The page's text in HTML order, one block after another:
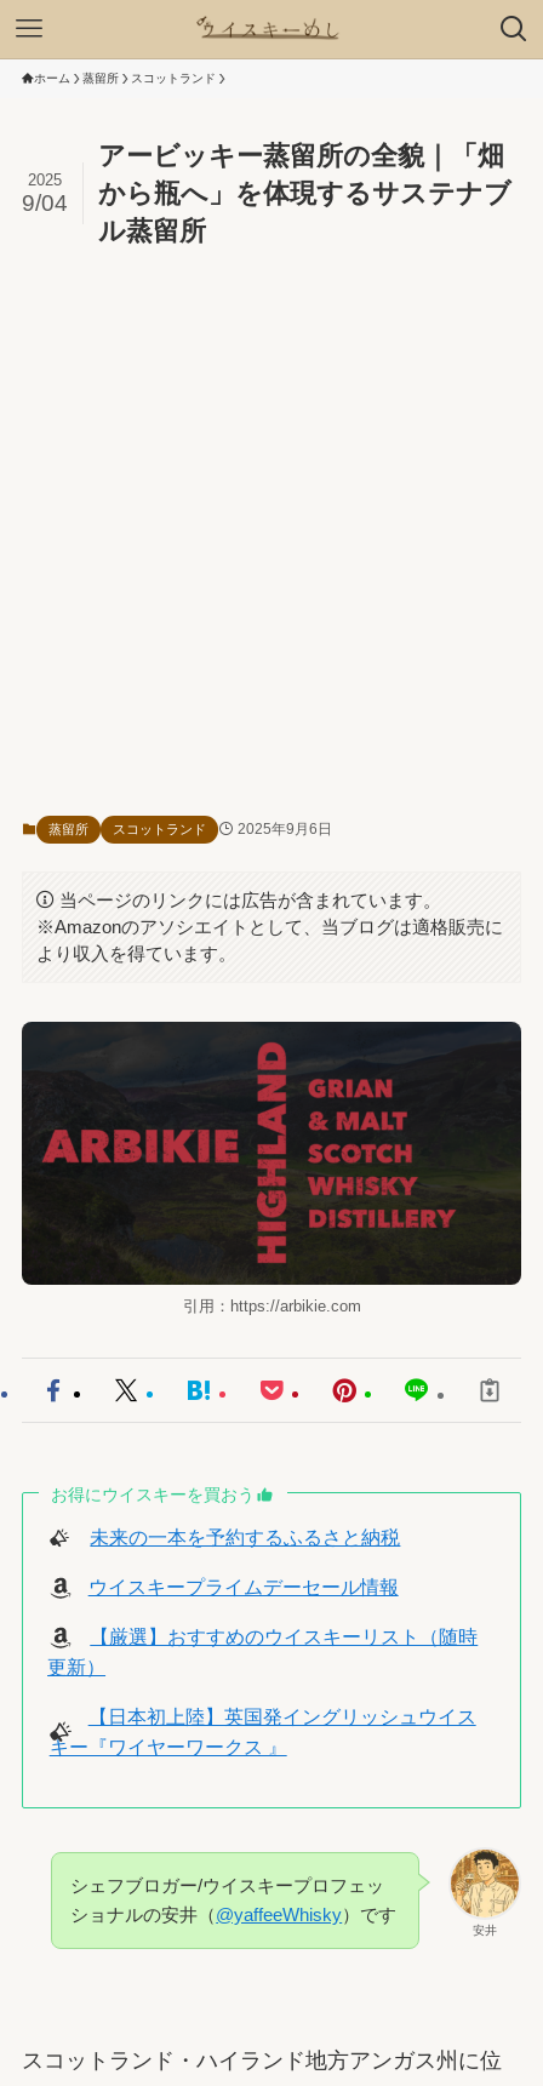
ホーム 蒸留所 スコットランド
アービッキー蒸留所の全貌｜「畑
から瓶へ」を体現するサステナブ
ル蒸留所
2025
9/04
蒸留所 スコットランド 2025年9月6日
当ページのリンクには広告が含まれています。
※Amazonのアソシエイトとして、当ブログは適格販売に
より収入を得ています。
引用：https://arbikie.com
お得にウイスキーを買おう
未来の一本を予約するふるさと納税
ウイスキープライムデーセール情報
【厳選】おすすめのウイスキーリスト（随時
更新）
【日本初上陸】英国発イングリッシュウイス
キー『ワイヤーワークス 』
安井
シェフブロガー/ウイスキープロフェッ
ショナルの安井（@yaffeeWhisky）です
スコットランド・ハイランド地方アンガス州に位